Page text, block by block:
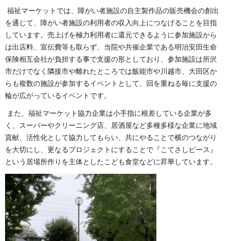
福祉マーケットでは、障がい者施設の自主製作品の販売機会の創出
を通じて、障がい者施設の利用者の収入向上につなげることを目指
しています。売上げを極力利用者に還元できるように参加施設から
は出店料、宣伝費等も取らず、当院や共催企業である明治安田生命
保険相互会社が負担する事で支援の形としており、参加施設は所沢
市だけでなく隣接市や離れたところでは飯能市や川越市、大田区か
らも複数の施設が参加するイベントとして、回を重ねる毎に支援の
輪が広がっているイベントです。
また、福祉マーケット協力企業は小手指に根差している企業が多
く、スーパーやクリーニング店、居酒屋など多種多様な企業に地域
貢献、活性化として協力してもらい、共にやることで横のつながり
を大切にし、更なるプロジェクトにすることで『こてさしピース』
という居場所作りを主体としたこども食堂などに昇華しています。